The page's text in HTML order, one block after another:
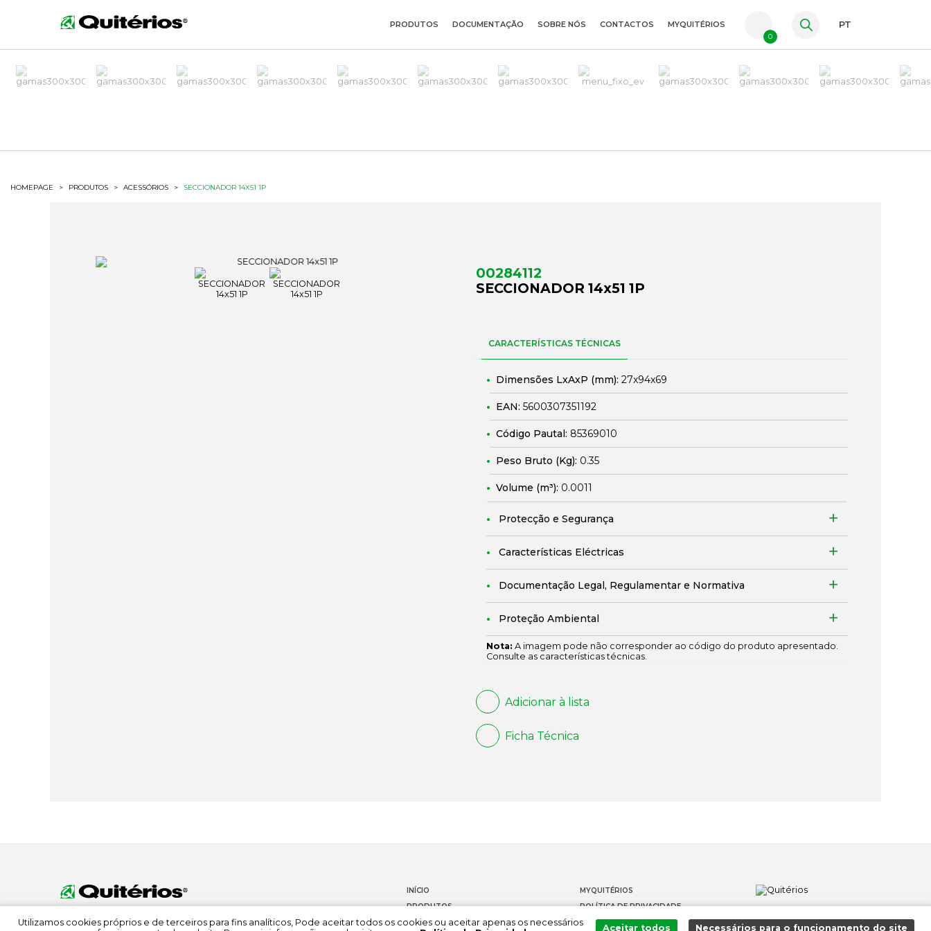
ES
PRODUTOS DOCUMENTAÇÃO SOBRE NÓS CONTACTOS MYQUITÉRIOS
0
PT
HOMEPAGE > PRODUTOS > ACESSÓRIOS > SECCIONADOR 14X51 1P
00284112
SECCIONADOR 14x51 1P
CARACTERÍSTICAS TÉCNICAS
Dimensões LxAxP (mm): 27x94x69
EAN: 5600307351192
Código Pautal: 85369010
Peso Bruto (Kg): 0.35
Volume (m³): 0.0011
Protecção e Segurança
Características Eléctricas
Documentação Legal, Regulamentar e Normativa
Proteção Ambiental
Nota: A imagem pode não corresponder ao código do produto apresentado.
Consulte as características técnicas.
Adicionar à lista
Ficha Técnica
INÍCIO
PRODUTOS
DOCUMENTAÇÃO
MYQUITÉRIOS
POLÍTICA DE PRIVACIDADE
CONTACTOS
Utilizamos cookies próprios e de terceiros para fins analíticos, Pode aceitar todos os cookies ou aceitar apenas os necessários
Aceitar todos Necessários para o funcionamento do site